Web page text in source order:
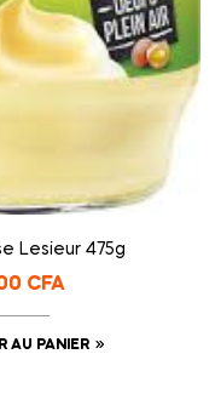
Lesieur 475g
CFA
AU PANIER